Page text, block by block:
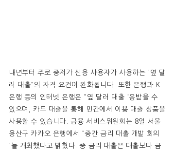
내년부터 주로 중저가 신용 사용자가 사용하는 '옆 달
러 대출"의 자격 요건이 완화됩니다. 또한 은행과 K
은행 등의 인터넷 은행은 "옆 달러 대출 '응받을 수
있으며, 카드 대출을 통해 민간에서 이용 대출 상품을
사용할 수 있습니다. 금융 서비스위원회는 8일 서울
용산구 카카오 은행에서 "중간 금리 대출 개발 회의
'늘 개최했다고 밝혔다. 중 금리 대출은 대출보다 금